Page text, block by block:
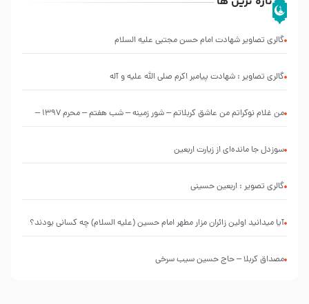
گالری تصاویر شهادت امام حسن مجتبی علیه السلام
گالری تصاویر : شهادت پیامبر اکرم صلی الله علیه و آله
من غلام نوکراتم من عاشق کربلاتم – شور زمینه – شب هفتم – محرم 1397 –
سوزدل جا مانده‌ای از زیارت اربعین
گالری تصویر : اربعین حسینی
آیا میدانید اولین زائران مزار مطهر امام حسین (علیه السلام) چه کسانی بودند؟
مصداق کربلا – حاج حسین سیب سرخی